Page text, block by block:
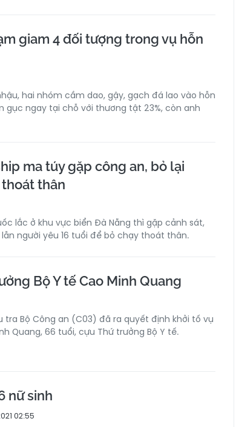
giam 4 đối tượng trong vụ hỗn
hai nhóm cầm dao, gậy, gạch đá lao vào hỗn
gục ngay tại chỗ với thương tật 23%, còn anh
ma túy gặp công an, bỏ lại
thân
lắc ở khu vực biển Đà Nẵng thì gặp cảnh sát,
người yêu 16 tuổi để bỏ chạy thoát thân.
Bộ Y tế Cao Minh Quang
tra Bộ Công an (C03) đã ra quyết định khởi tố vụ
Quang, 66 tuổi, cựu Thứ trưởng Bộ Y tế.
nữ sinh
02:55